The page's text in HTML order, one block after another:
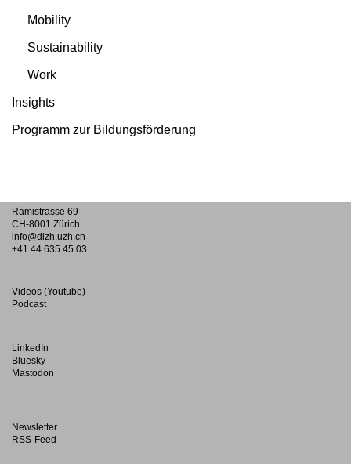
Mobility
Sustainability
Work
Insights
Programm zur Bildungsförderung
Rämistrasse 69
CH-8001 Zürich
info@dizh.uzh.ch
+41 44 635 45 03
Videos (Youtube)
Podcast
LinkedIn
Bluesky
Mastodon
Newsletter
RSS-Feed